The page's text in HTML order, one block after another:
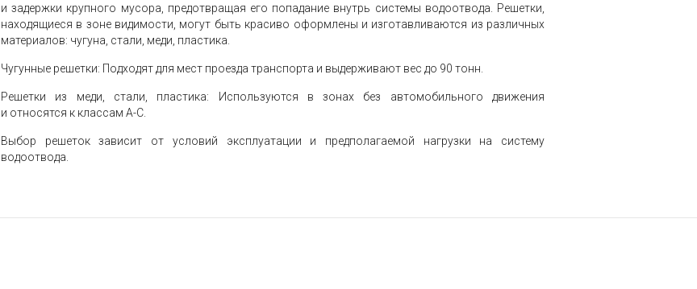
и задержки крупного мусора, предотвращая его попадание внутрь системы водоотвода. Решетки,
находящиеся в зоне видимости, могут быть красиво оформлены и изготавливаются из различных
материалов: чугуна, стали, меди, пластика.
Чугунные решетки: Подходят для мест проезда транспорта и выдерживают вес до 90 тонн.
Решетки из меди, стали, пластика: Используются в зонах без автомобильного движения
и относятся к классам А-С.
Выбор решеток зависит от условий эксплуатации и предполагаемой нагрузки на систему
водоотвода.